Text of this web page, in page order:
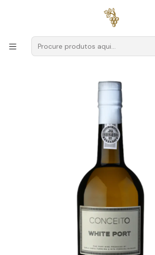
para encomendas a partir de
Produtores Douro
Conceito
Conceito Porto Branco 75cl